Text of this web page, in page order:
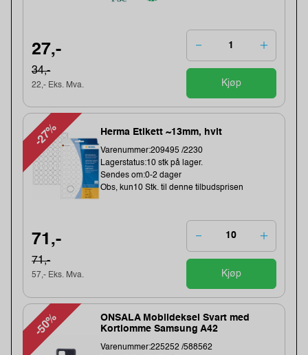
27,-
34,-
22,- Eks. Mva. Kjøp
-27% Herma Etikett ~13mm, hvit
Varenummer:209495 /2230
Lagerstatus:10 stk på lager.
Sendes om:0-2 dager
Obs, kun10 Stk. til denne tilbudsprisen
71,-
71,-
57,- Eks. Mva. Kjøp
-50%
ONSALA Mobildeksel Svart med
Kortlomme Samsung A42
Varenummer:225252 /588562